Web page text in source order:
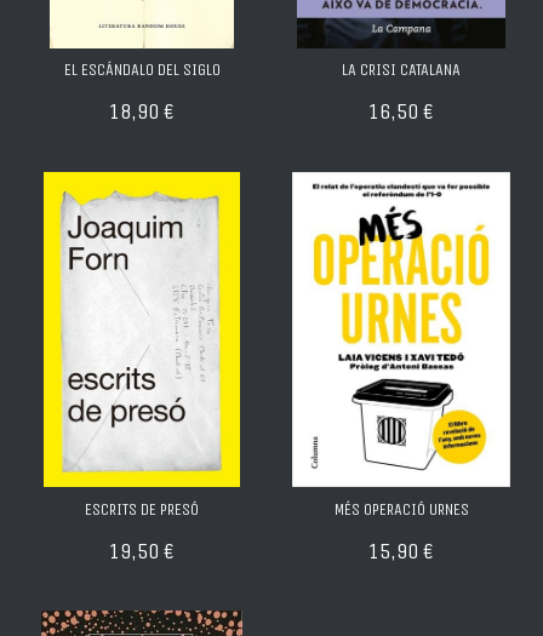
EL ESCÁNDALO DEL SIGLO
18,90 €
LA CRISI CATALANA
16,50 €
ESCRITS DE PRESÓ
19,50 €
MÉS OPERACIÓ URNES
15,90 €